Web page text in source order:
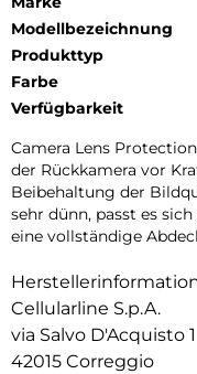
Modellbezeichnung
Produkttyp
Farbe
Verfügbarkeit
Camera Lens
der Rückkamera vor
Beibehaltung der
sehr dünn, passt es
eine vollständige
Cellularline S.p.A.
via Salvo D'Acquisto 1
42015 Correggio